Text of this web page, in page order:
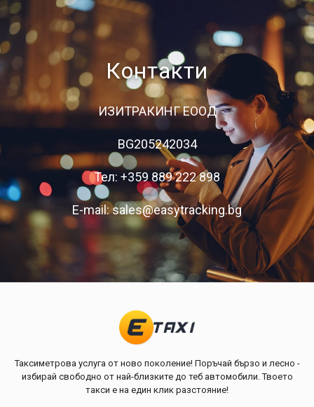
Контакти
ИЗИТРАКИНГ ЕООД
BG205242034
Тел: +359 889 222 898
E-mail: sales@easytracking.bg
Таксиметрова услуга от ново поколение! Поръчай бързо и лесно -
избирай свободно от най-близките до теб автомобили. Твоето
такси е на един клик разстояние!